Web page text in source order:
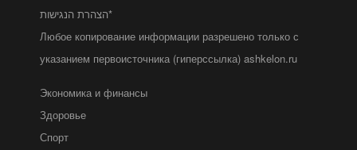
הצהרת הנגישות*
Любое копирование информации разрешено только с
указанием первоисточника (гиперссылка) ashkelon.ru
Экономика и финансы
Здоровье
Спорт